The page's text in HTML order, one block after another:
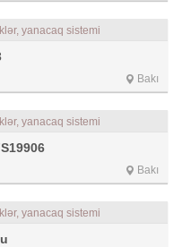
yanacaq sistemi
Bakı
yanacaq sistemi
Bakı
yanacaq sistemi